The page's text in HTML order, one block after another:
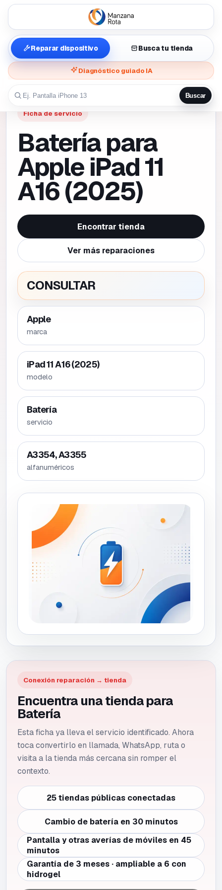
Reparar dispositivo Busca tu tienda
Diagnóstico guiado IA
Buscar
Ficha de servicio
Batería para
Apple iPad 11
A16 (2025)
Encontrar tienda
Ver más reparaciones
CONSULTAR
Apple
marca
iPad 11 A16 (2025)
modelo
Batería
servicio
A3354, A3355
alfanuméricos
Conexión reparación → tienda
Encuentra una tienda para
Batería
Esta ficha ya lleva el servicio identificado. Ahora
toca convertirlo en llamada, WhatsApp, ruta o
visita a la tienda más cercana sin romper el
contexto.
25 tiendas públicas conectadas
Cambio de batería en 30 minutos
Pantalla y otras averías de móviles en 45
minutos
Garantía de 3 meses · ampliable a 6 con
hidrogel